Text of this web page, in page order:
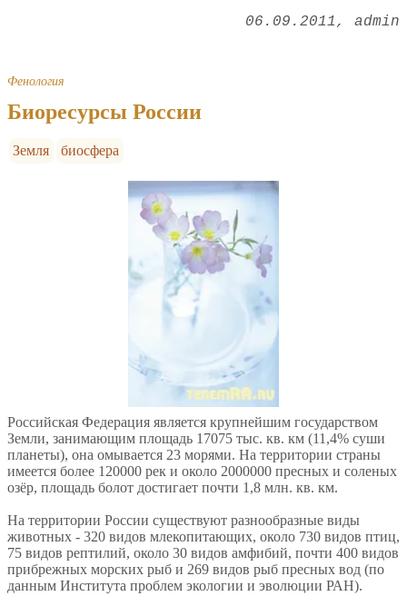
06.09.2011 admin
Фенология
Биоресурсы России
Земля биосфера
Российская Федерация является крупнейшим государством
Земли, занимающим площадь 17075 тыс. кв. км (11,4% суши
планеты), она омывается 23 морями. На территории страны
имеется более 120000 рек и около 2000000 пресных и соленых
озёр, площадь болот достигает почти 1,8 млн. кв. км.
На территории России существуют разнообразные виды
животных - 320 видов млекопитающих, около 730 видов птиц,
75 видов рептилий, около 30 видов амфибий, почти 400 видов
прибрежных морских рыб и 269 видов рыб пресных вод (по
данным Института проблем экологии и эволюции РАН).